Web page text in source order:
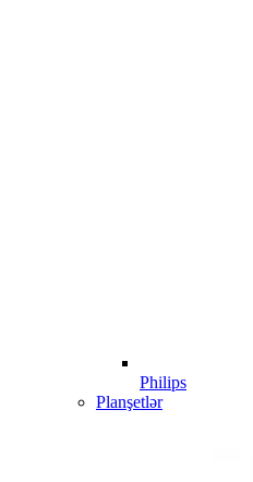
Philips
Planşetlər